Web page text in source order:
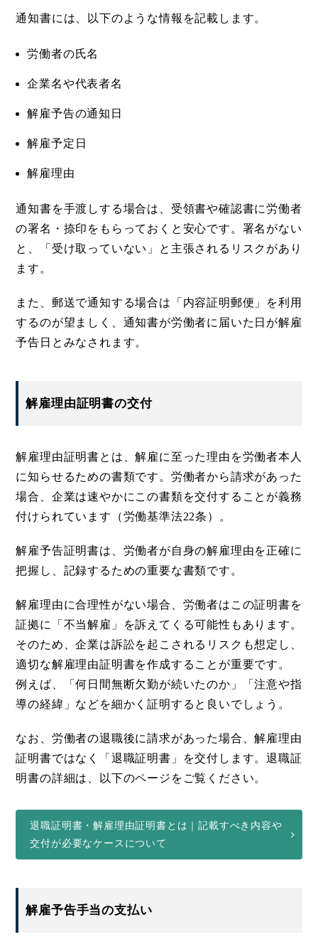
通知書には、以下のような情報を記載します。
労働者の氏名
企業名や代表者名
解雇予告の通知日
解雇予定日
解雇理由
通知書を手渡しする場合は、受領書や確認書に労働者
の署名・捺印をもらっておくと安心です。署名がない
と、「受け取っていない」と主張されるリスクがあり
ます。
また、郵送で通知する場合は「内容証明郵便」を利用
するのが望ましく、通知書が労働者に届いた日が解雇
予告日とみなされます。
解雇理由証明書の交付
解雇理由証明書とは、解雇に至った理由を労働者本人
に知らせるための書類です。労働者から請求があった
場合、企業は速やかにこの書類を交付することが義務
付けられています（労働基準法22条）。
解雇予告証明書は、労働者が自身の解雇理由を正確に
把握し、記録するための重要な書類です。
解雇理由に合理性がない場合、労働者はこの証明書を
証拠に「不当解雇」を訴えてくる可能性もあります。
そのため、企業は訴訟を起こされるリスクも想定し、
適切な解雇理由証明書を作成することが重要です。
例えば、「何日間無断欠勤が続いたのか」「注意や指
導の経緯」などを細かく証明すると良いでしょう。
なお、労働者の退職後に請求があった場合、解雇理由
証明書ではなく「退職証明書」を交付します。退職証
明書の詳細は、以下のページをご覧ください。
退職証明書・解雇理由証明書とは｜記載すべき内容や
交付が必要なケースについて
解雇予告手当の支払い